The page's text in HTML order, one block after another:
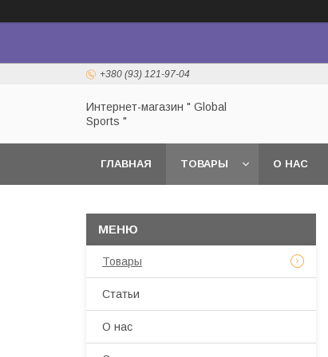
+380 (93) 121-97-04
Интернет-магазин " Global
Sports "
ГЛАВНАЯ ТОВАРЫ О НАС
Товары
Статьи
О нас